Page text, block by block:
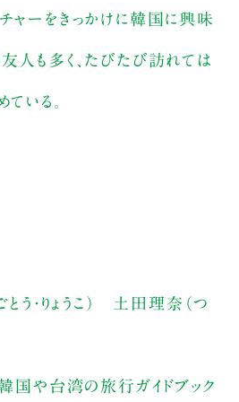
ャーをきっかけに韓国に興味
人も多く、たびたび訪れては
いる。
・りょうこ） 土田理奈（つ
韓国や台湾の旅行ガイドブック